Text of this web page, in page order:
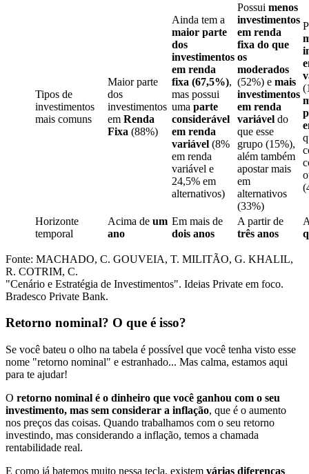
Tipos de
investimentos
mais comuns
Maior parte
dos
investimentos
em Renda
Fixa (88%)
Ainda tem a
maior parte
dos
investimentos
em renda
fixa (67,5%),
mas possui
uma parte
considerável
em renda
variável (8%
em renda
variável e
24,5% em
alternativos)
Possui menos
investimentos
em renda
fixa do que
os
moderados
(52%) e mais
investimentos
em renda
variável do
que esse
grupo (15%),
além também
apostar mais
em
alternativos
(33%)
Horizonte
temporal
Acima de um
ano
Em mais de
dois anos
A partir de
três anos
Fonte: MACHADO, C. GOUVEIA, T. MILITÃO, G. KHALIL,
R. COTRIM, C.
"Cenário e Estratégia de Investimentos". Ideias Private em foco.
Bradesco Private Bank.
Retorno nominal? O que é isso?
Se você bateu o olho na tabela é possível que você tenha visto esse
nome "retorno nominal" e estranhado... Mas calma, estamos aqui
para te ajudar!
O retorno nominal é o dinheiro que você ganhou com o seu
investimento, mas sem considerar a inflação, que é o aumento
nos preços das coisas. Quando trabalhamos com o seu retorno
investindo, mas considerando a inflação, temos a chamada
rentabilidade real.
E como já batemos muito nessa tecla, existem várias diferenças